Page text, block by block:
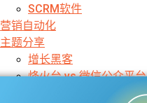
SCRM软件
营销自动化
主题分享
增长黑客
烽火台 vs 微信公众平台